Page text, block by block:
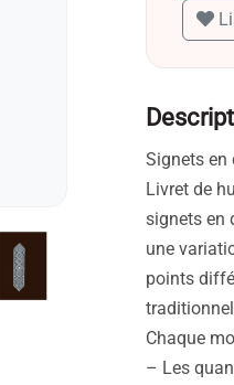
Signets en
Livret de
signets en
une
points
Chaque
– Les